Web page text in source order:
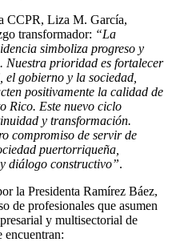
CCPR, Liza M. García,
transformador: “La
simboliza progreso y
Nuestra prioridad es fortalecer
el gobierno y la sociedad,
positivamente la calidad de
Rico. Este nuevo ciclo
y transformación.
compromiso de servir de
puertorriqueña,
diálogo constructivo”.
la Presidenta Ramírez Báez,
de profesionales que asumen
y multisectorial de
encuentran: